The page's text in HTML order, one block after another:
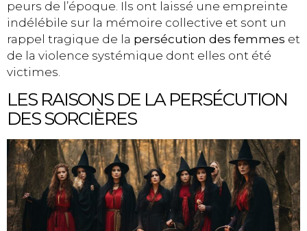
peurs de l’époque. Ils ont laissé une empreinte
indélébile sur la mémoire collective et sont un
rappel tragique de la persécution des femmes et
de la violence systémique dont elles ont été
victimes.
LES RAISONS DE LA PERSÉCUTION
DES SORCIÈRES